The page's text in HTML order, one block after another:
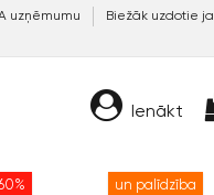
uzņēmumu Biežāk uzdotie
Ienākt
un palīdzība